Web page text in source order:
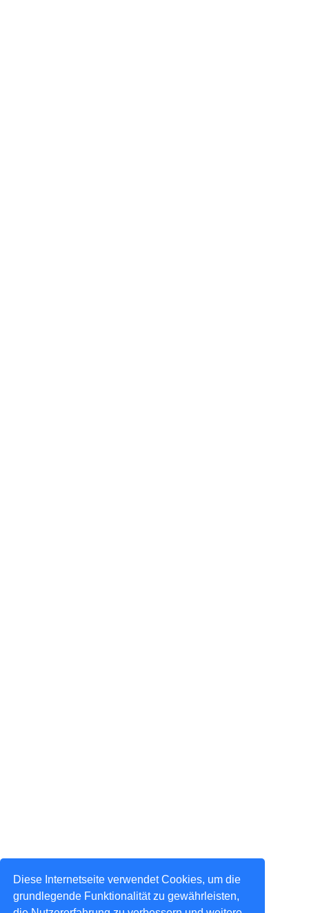
Diese Internetseite verwendet Cookies, um die
grundlegende Funktionalität zu gewährleisten,